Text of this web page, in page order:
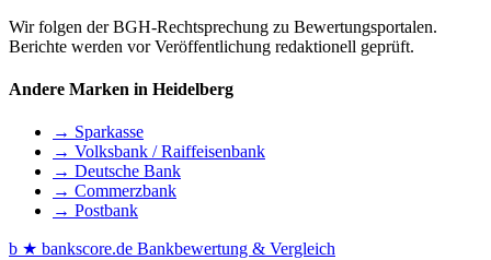
Wir folgen der BGH-Rechtsprechung zu Bewertungsportalen.
Berichte werden vor Veröffentlichung redaktionell geprüft.
Andere Marken in Heidelberg
→ Sparkasse
→ Volksbank / Raiffeisenbank
→ Deutsche Bank
→ Commerzbank
→ Postbank
b ★ bankscore.de Bankbewertung & Vergleich